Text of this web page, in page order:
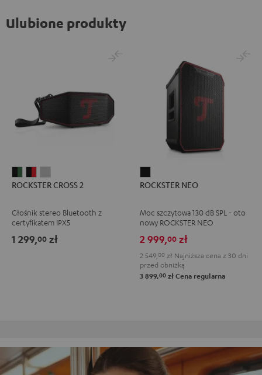
Ulubione produkty
CROSS
Black
&
Green
CROSS
Black
&
Red
CROSS
Light
Gray
ROCKSTER CROSS 2
Głośnik stereo Bluetooth z
certyfikatem IPX5
1 299,00 zł
NEO
ROCKSTER NEO
Moc szczytowa 130 dB SPL - oto
nowy ROCKSTER NEO
2 999,00 zł
2 549, 00 zł Najniższa cena z 30 dni
przed obniżką
3 899,00 zł Cena regularna